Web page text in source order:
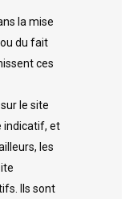
la mise
du fait
ces
le site
indicatif, et
les
Ils sont